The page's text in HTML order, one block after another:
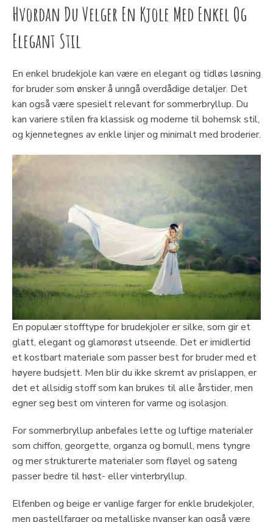
Hvordan Du Velger En Kjole Med Enkel Og
Elegant Stil
En enkel brudekjole kan være en elegant og tidløs løsning
for bruder som ønsker å unngå overdådige detaljer. Det
kan også være spesielt relevant for sommerbryllup. Du
kan variere stilen fra klassisk og moderne til bohemsk stil,
og kjennetegnes av enkle linjer og minimalt med broderier.
En populær stofftype for brudekjoler er silke, som gir et
glatt, elegant og glamorøst utseende. Det er imidlertid
et kostbart materiale som passer best for bruder med et
høyere budsjett. Men blir du ikke skremt av prislappen, er
det et allsidig stoff som kan brukes til alle årstider, men
egner seg best om vinteren for varme og isolasjon.
For sommerbryllup anbefales lette og luftige materialer
som chiffon, georgette, organza og bomull, mens tyngre
og mer strukturerte materialer som fløyel og sateng
passer bedre til høst- eller vinterbryllup.
Elfenben og beige er vanlige farger for enkle brudekjoler,
men pastellfarger og metalliske nyanser kan også være